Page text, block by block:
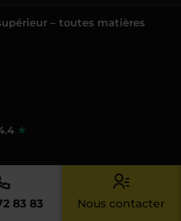
83 83 Nous contacter
– toutes matières